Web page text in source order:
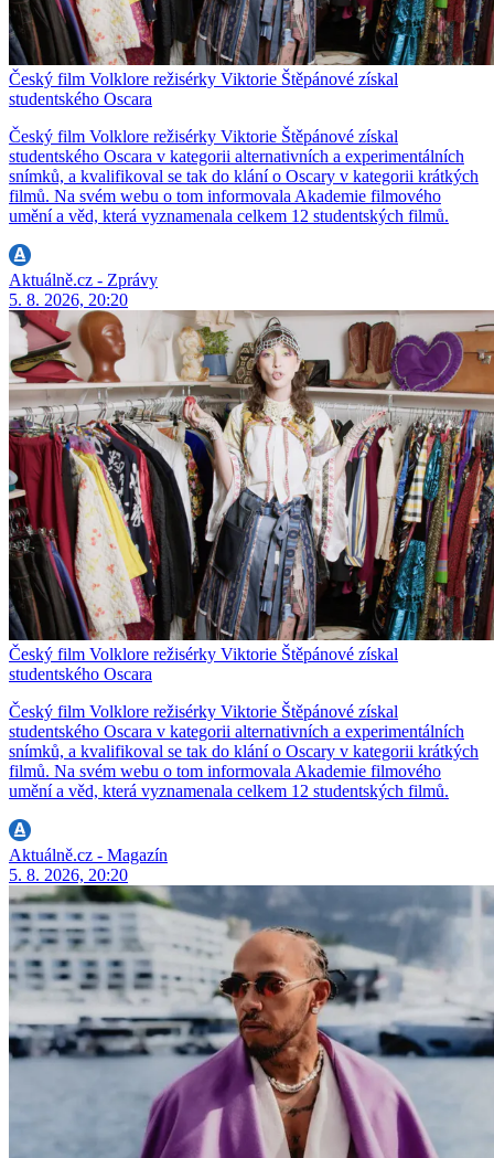
Český film Volklore režisérky Viktorie Štěpánové získal
studentského Oscara
Český film Volklore režisérky Viktorie Štěpánové získal
studentského Oscara v kategorii alternativních a experimentálních
snímků, a kvalifikoval se tak do klání o Oscary v kategorii krátkých
filmů. Na svém webu o tom informovala Akademie filmového
umění a věd, která vyznamenala celkem 12 studentských filmů.
Aktuálně.cz - Zprávy
5. 8. 2026, 20:20
Český film Volklore režisérky Viktorie Štěpánové získal
studentského Oscara
Český film Volklore režisérky Viktorie Štěpánové získal
studentského Oscara v kategorii alternativních a experimentálních
snímků, a kvalifikoval se tak do klání o Oscary v kategorii krátkých
filmů. Na svém webu o tom informovala Akademie filmového
umění a věd, která vyznamenala celkem 12 studentských filmů.
Aktuálně.cz - Magazín
5. 8. 2026, 20:20